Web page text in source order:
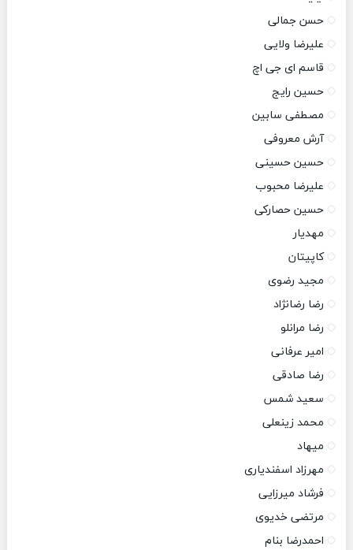
حسن جمالی
علیرضا ولایی
قاسم ای جی اچ
حسین رایج
مصطفی سابین
آرش معروفی
حسین حسینی
علیرضا محبوب
حسین حصارکی
مهدیار
کاپیتان
مجید رضوی
رضا رضانژاد
رضا مرانلو
امیر عرفانی
رضا صادقی
سعید شمس
محمد زینعلی
میهاد
مهرزاد اسفندیاری
فرشاد میرزایی
مرتضی خدیوی
احمدرضا بنام